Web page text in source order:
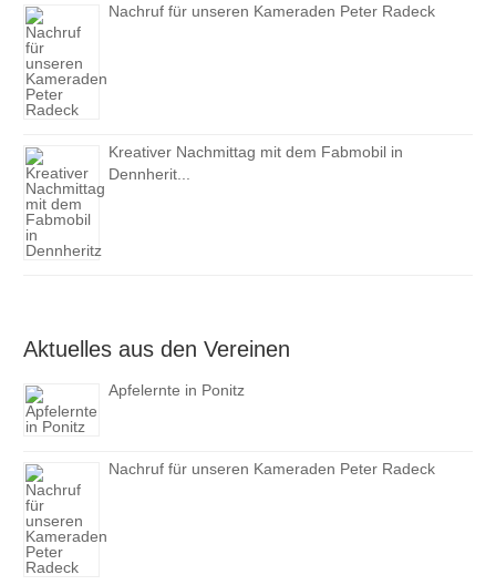
Nachruf für unseren Kameraden Peter Radeck
Kreativer Nachmittag mit dem Fabmobil in
Dennherit...
Aktuelles aus den Vereinen
Apfelernte in Ponitz
Nachruf für unseren Kameraden Peter Radeck